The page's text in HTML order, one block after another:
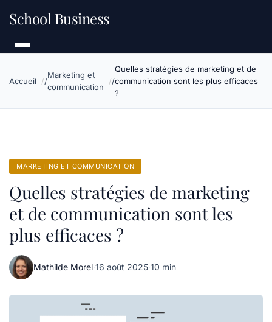
School Business
Accueil
Marketing et
communication
Quelles stratégies de marketing et de
communication sont les plus efficaces
?
MARKETING ET COMMUNICATION
Quelles stratégies de marketing
et de communication sont les
plus efficaces ?
Mathilde Morel·16 août 2025·10 min